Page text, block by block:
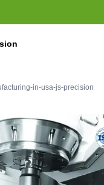
in-usa-js-precision